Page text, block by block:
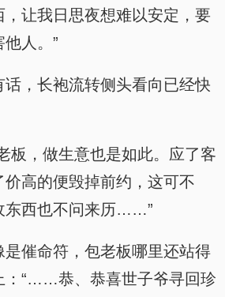
让我日思夜想难以安定，要
人。”
话，长袍流转侧头看向已经快
板，做生意也是如此。应了客
价高的便毁掉前约，这可不
东西也不问来历……”
是催命符，包老板哪里还站得
：“……恭、恭喜世子爷寻回珍